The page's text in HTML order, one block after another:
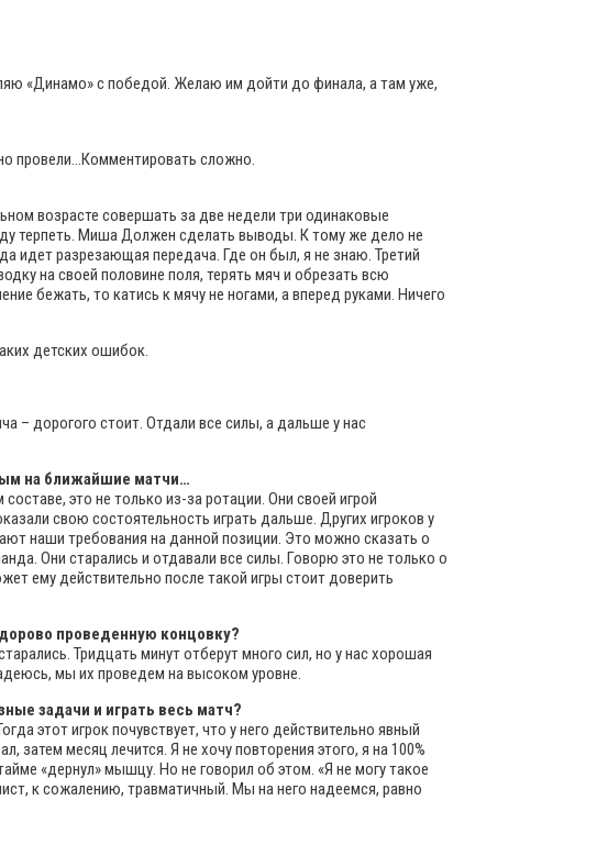
«Динамо» с победой. Желаю им дойти до финала, а там уже,
провели…Комментировать сложно.
возрасте совершать за две недели три одинаковые
терпеть. Миша Должен сделать выводы. К тому же дело не
идет разрезающая передача. Где он был, я не знаю. Третий
на своей половине поля, терять мяч и обрезать всю
бежать, то катись к мячу не ногами, а вперед руками. Ничего
детских ошибок.
– дорогого стоит. Отдали все силы, а дальше у нас
на ближайшие матчи…
это не только из-за ротации. Они своей игрой
свою состоятельность играть дальше. Других игроков у
наши требования на данной позиции. Это можно сказать о
Они старались и отдавали все силы. Говорю это не только о
ему действительно после такой игры стоит доверить
проведенную концовку?
Тридцать минут отберут много сил, но у нас хорошая
мы их проведем на высоком уровне.
задачи и играть весь матч?
этот игрок почувствует, что у него действительно явный
затем месяц лечится. Я не хочу повторения этого, я на 100%
«дернул» мышцу. Но не говорил об этом. «Я не могу такое
к сожалению, травматичный. Мы на него надеемся, равно